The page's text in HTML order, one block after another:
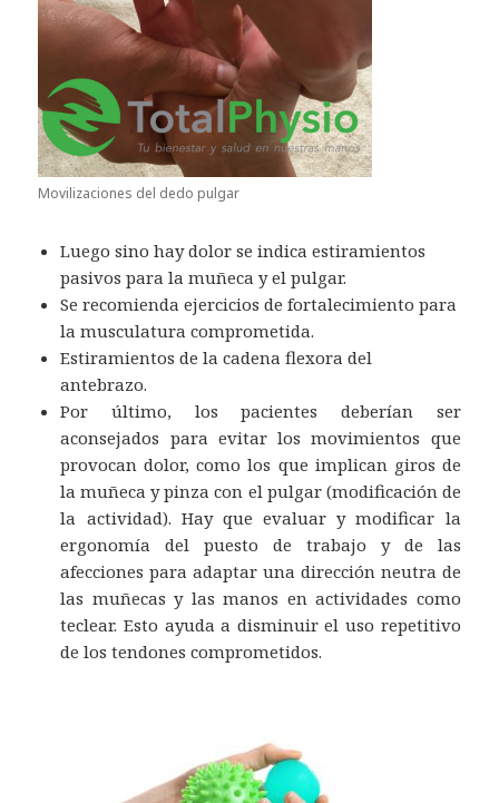
Movilizaciones del dedo pulgar
Luego sino hay dolor se indica estiramientos
pasivos para la muñeca y el pulgar.
Se recomienda ejercicios de fortalecimiento para
la musculatura comprometida.
Estiramientos de la cadena flexora del
antebrazo.
Por último, los pacientes deberían ser
aconsejados para evitar los movimientos que
provocan dolor, como los que implican giros de
la muñeca y pinza con el pulgar (modificación de
la actividad). Hay que evaluar y modificar la
ergonomía del puesto de trabajo y de las
afecciones para adaptar una dirección neutra de
las muñecas y las manos en actividades como
teclear. Esto ayuda a disminuir el uso repetitivo
de los tendones comprometidos.